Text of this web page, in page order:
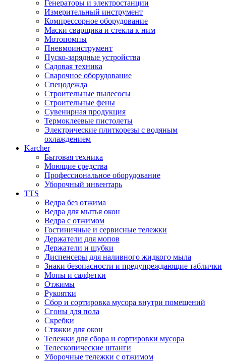
Генераторы и электростанции
Измерительный инструмент
Компрессорное оборудование
Маски сварщика и стекла к ним
Мотопомпы
Пневмоинструмент
Пуско-зарядные устройства
Садовая техника
Сварочное оборудование
Спецодежда
Строительные пылесосы
Строительные фены
Сувенирная продукция
Термоклеевые пистолеты
Электрические плиткорезы с водяным
охлаждением
Karcher
Бытовая техника
Моющие средства
Профессиональное оборудование
Уборочный инвентарь
TTS
Ведра без отжима
Ведра для мытья окон
Ведра с отжимом
Гостиничные и сервисные тележки
Держатели для мопов
Держатели и шубки
Диспенсеры для наливного жидкого мыла
Знаки безопасности и предупреждающие таблички
Мопы и салфетки
Отжимы
Рукоятки
Сбор и сортировка мусора внутри помещений
Сгоны для пола
Скребки
Стяжки для окон
Тележки для сбора и сортировки мусора
Телескопические штанги
Уборочные тележки с отжимом